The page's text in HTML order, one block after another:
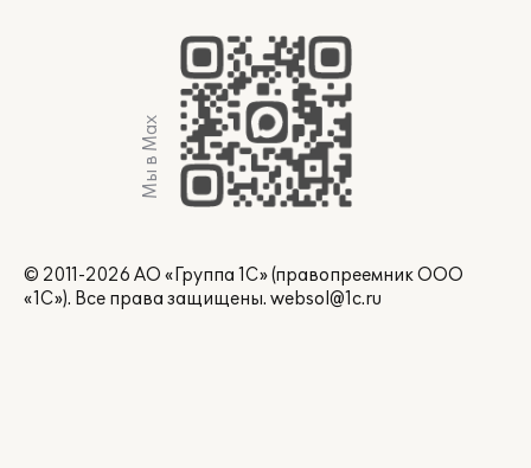
Мы в Max
© 2011-2026 АО «Группа 1С» (правопреемник ООО
«1С»). Все права защищены. websol@1c.ru